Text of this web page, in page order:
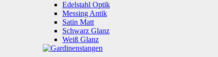
Edelstahl Optik
Messing Antik
Satin Matt
Schwarz Glanz
Weiß Glanz